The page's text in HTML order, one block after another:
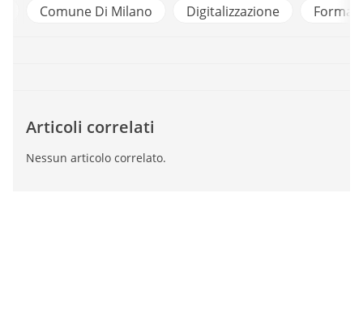
Comune Di Milano Digitalizzazione
Articoli correlati
Nessun articolo correlato.